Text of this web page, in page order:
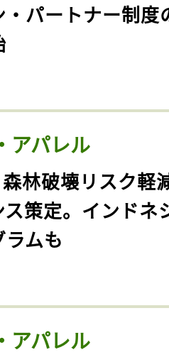
パートナー制度
アパレル
森林破壊リスク軽
策定。インドネ
ムも
アパレル